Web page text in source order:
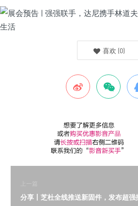
喜欢 (0)
上一篇
分享丨芝杜全线推送新固件，发布超强